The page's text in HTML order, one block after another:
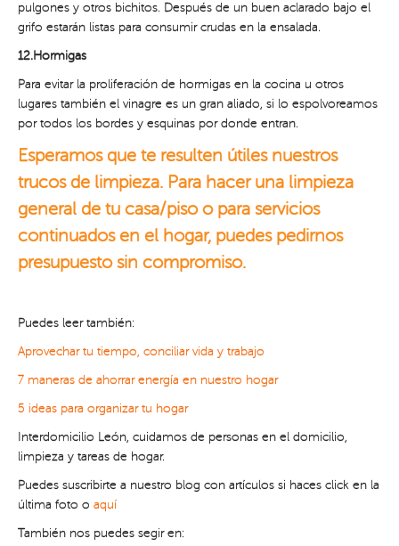
pulgones y otros bichitos. Después de un buen aclarado bajo el
grifo estarán listas para consumir crudas en la ensalada.
12.Hormigas
Para evitar la proliferación de hormigas en la cocina u otros
lugares también el vinagre es un gran aliado, si lo espolvoreamos
por todos los bordes y esquinas por donde entran.
Esperamos que te resulten útiles nuestros
trucos de limpieza. Para hacer una limpieza
general de tu casa/piso o para servicios
continuados en el hogar, puedes pedirnos
presupuesto sin compromiso.
Puedes leer también:
Aprovechar tu tiempo, conciliar vida y trabajo
7 maneras de ahorrar energía en nuestro hogar
5 ideas para organizar tu hogar
Interdomicilio León, cuidamos de personas en el domicilio,
limpieza y tareas de hogar.
Puedes suscribirte a nuestro blog con artículos si haces click en la
última foto o aquí
También nos puedes segir en: